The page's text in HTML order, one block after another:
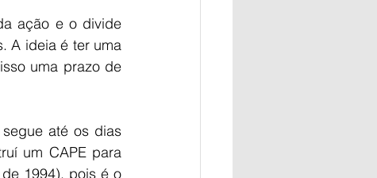
ação e o divide
A ideia é ter uma
uma prazo de
até os dias
um CAPE para
1994), pois é o